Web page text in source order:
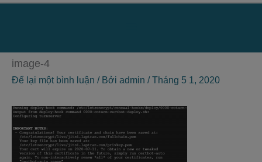
của
trang
image-4
Để lại một bình luận / Bởi admin /Tháng 5 1, 2020